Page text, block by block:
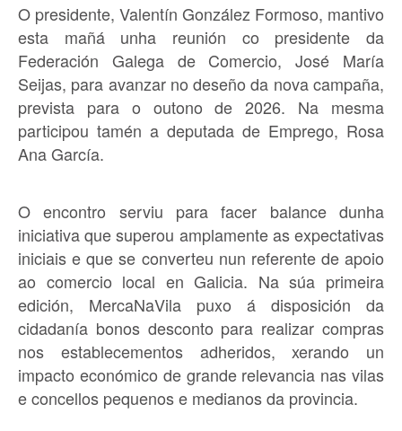
O presidente, Valentín González Formoso, mantivo
esta mañá unha reunión co presidente da
Federación Galega de Comercio, José María
Seijas, para avanzar no deseño da nova campaña,
prevista para o outono de 2026. Na mesma
participou tamén a deputada de Emprego, Rosa
Ana García.
O encontro serviu para facer balance dunha
iniciativa que superou amplamente as expectativas
iniciais e que se converteu nun referente de apoio
ao comercio local en Galicia. Na súa primeira
edición, MercaNaVila puxo á disposición da
cidadanía bonos desconto para realizar compras
nos establecementos adheridos, xerando un
impacto económico de grande relevancia nas vilas
e concellos pequenos e medianos da provincia.